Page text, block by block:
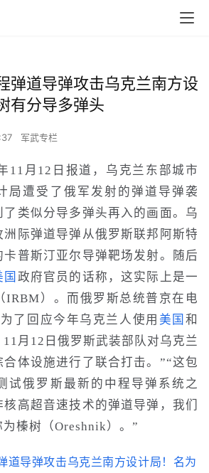
弹道导弹攻击乌克兰南方设
有分导多弹头
军武专栏
11月 12 日报道，乌克兰东部城市
局遭受了俄军发射的弹道 导弹袭
了类似分导多弹头再入的画面。乌
洲际弹道导弹从俄罗斯联邦阿斯特
普斯汀亚尔导弹靶场发射。随后
国 政府官员的话称，这实际上是一
）。 而俄罗斯总统普京在电
了回应今年乌克兰人使用 美国和
月12日俄罗斯武装部队对乌克兰
体设施进行了联合打击。”“这包
试俄罗斯最新的中程导弹系统之
高超音速技术的弹道导弹，我们
榛树（Oreshnik） 。”